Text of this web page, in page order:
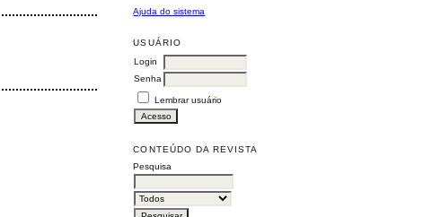
Ajuda do sistema
USUÁRIO
Login
Senha
Lembrar usuário
CONTEÚDO DA REVISTA
Pesquisa